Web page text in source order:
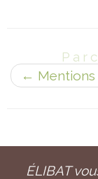
← Mentions
ÉLIBAT